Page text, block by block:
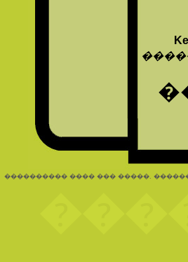
���������� ���� ��� �����.